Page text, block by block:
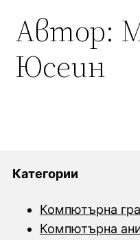
Автор:
Юсеин
Категории
Компютърна
Компютърна